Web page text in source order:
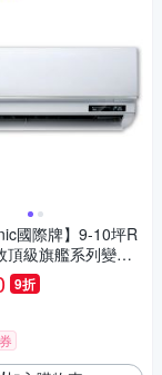
國際牌】9-10坪R
頂級旗艦系列變頻
冷氣CU-UX63FHA
★登錄送現金
9折
券